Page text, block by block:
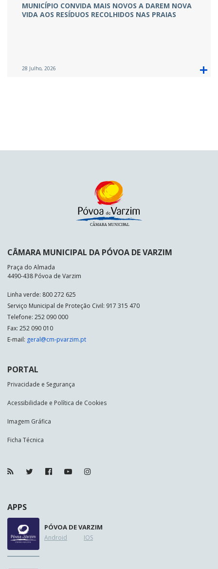
MUNICÍPIO CONVIDA MAIS NOVOS A DAREM NOVA
VIDA AOS RESÍDUOS RECOLHIDOS NAS PRAIAS
28 Julho, 2026
CÂMARA MUNICIPAL DA PÓVOA DE VARZIM
Praça do Almada
4490-438 Póvoa de Varzim
Linha verde: 800 272 625
Serviço Municipal de Proteção Civil: 917 315 470
Telefone: 252 090 000
Fax: 252 090 010
E-mail: geral@cm-pvarzim.pt
PORTAL
Privacidade e Segurança
Acessibilidade e Política de Cookies
Imagem Gráfica
Ficha Técnica
APPS
PÓVOA DE VARZIM
Android IOS